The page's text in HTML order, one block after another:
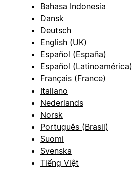
Bahasa Indonesia
Dansk
Deutsch
English (UK)
Español (España)
Español (Latinoamérica)
Français (France)
Italiano
Nederlands
Norsk
Português (Brasil)
Suomi
Svenska
Tiếng Việt